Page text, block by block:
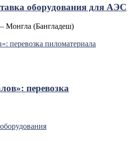
оборудования для АЭС
Монгла (Бангладеш)
перевозка